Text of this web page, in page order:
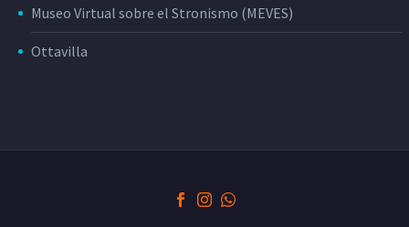
Museo Virtual sobre el Stronismo (MEVES)
Ottavilla